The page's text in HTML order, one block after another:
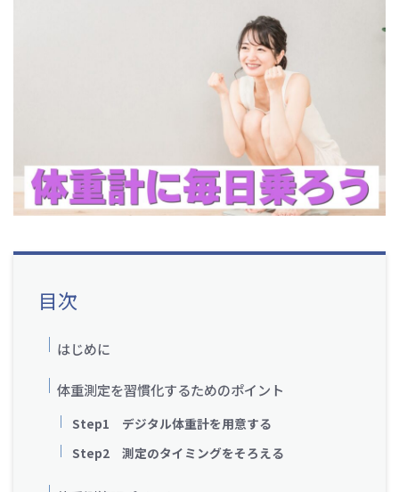
目次
はじめに
体重測定を習慣化するためのポイント
Step1 デジタル体重計を用意する
Step2 測定のタイミングをそろえる